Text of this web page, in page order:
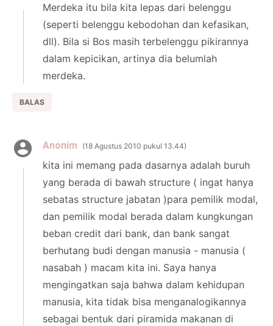
Merdeka itu bila kita lepas dari belenggu
(seperti belenggu kebodohan dan kefasikan,
dll). Bila si Bos masih terbelenggu pikirannya
dalam kepicikan, artinya dia belumlah
merdeka.
BALAS
Anonim 18 Agustus 2010 pukul 13.44
kita ini memang pada dasarnya adalah buruh
yang berada di bawah structure ( ingat hanya
sebatas structure jabatan )para pemilik modal,
dan pemilik modal berada dalam kungkungan
beban credit dari bank, dan bank sangat
berhutang budi dengan manusia - manusia (
nasabah ) macam kita ini. Saya hanya
mengingatkan saja bahwa dalam kehidupan
manusia, kita tidak bisa menganalogikannya
sebagai bentuk dari piramida makanan di